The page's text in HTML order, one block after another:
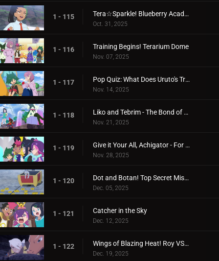
1 - 115 Tera☆Sparkle! Blueberry Academy
Oct. 31, 2025
1 - 116 Training Begins! Terarium Dome
Nov. 07, 2025
1 - 117 Pop Quiz: What Does Uruto's Training Involve?
Nov. 14, 2025
1 - 118 Liko and Tebrim - The Bond of Happiness!
Nov. 21, 2025
1 - 119 Give it Your All, Achigator - For the Sake of Tomorrow
Nov. 28, 2025
1 - 120 Dot and Botan! Top Secret Mission
Dec. 05, 2025
1 - 121 Catcher in the Sky
Dec. 12, 2025
1 - 122 Wings of Blazing Heat! Roy VS Friede
Dec. 19, 2025